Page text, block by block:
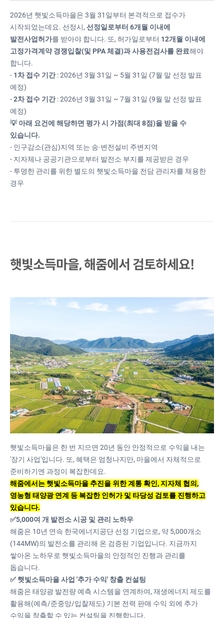
2026년 햇빛소득마을은 3월 31일부터 본격적으로 접수가
시작되었는데요. 선정시, 선정일로부터 6개월 이내에
발전사업허가를 받아야 합니다. 또, 허가일로부터 12개월 이내에
고정가격계약 경쟁입찰(및 PPA 체결)과 사용전검사를 완료해야
합니다.
- 1차 접수 기간: 2026년 3월 31일 ~ 5월 31일 (7월 말 선정 발표
예정)
-2차 접수 기간: 2026년 3월 31일 ~ 7월 31일 (9월 말 선정 발표
예정)
💡 아래 요건에 해당하면 평가 시 가점(최대 8점)을 받을 수
있습니다.
- 인구감소(관심)지역 또는 송·변전설비 주변지역
- 지자체나 공공기관으로부터 발전소 부지를 제공받은 경우
- 투명한 관리를 위한 별도의 햇빛소득마을 전담 관리자를 채용한
경우
햇빛소득마을, 해줌에서 검토하세요!
햇빛소득마을은 한 번 지으면 20년 동안 안정적으로 수익을 내는
'장기 사업'입니다. 또, 혜택은 엄청나지만, 마을에서 자체적으로
준비하기엔 과정이 복잡한데요.
해줌에서는 햇빛소득마을 추진을 위한 계통 확인, 지자체 협의,
영농형 태양광 연계 등 복잡한 인허가 및 타당성 검토를 진행하고
있습니다.
✅5,000여 개 발전소 시공 및 관리 노하우
해줌은 10년 연속 한국에너지공단 선정 기업으로, 약 5,000개소
(144MW)의 발전소를 관리해 온 검증된 기업입니다. 지금까지
쌓아온 노하우로 햇빛소득마을의 안정적인 진행과 관리를
돕습니다.
✅ 햇빛소득마을 사업 '추가 수익' 창출 컨설팅
해줌은 태양광 발전량 예측 시스템을 연계하여, 재생에너지 제도를
활용해(예측/준중앙/입찰제도) 기본 전력 판매 수익 외에 추가
수익을 창출할 수 있는 컨설팅을 진행합니다.